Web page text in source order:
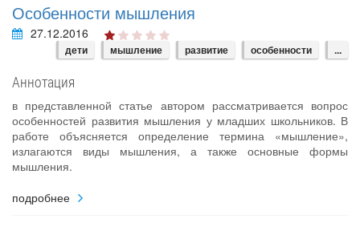
Особенности мышления
27.12.2016
дети мышление развитие особенности ...
Аннотация
в представленной статье автором рассматривается вопрос
особенностей развития мышления у младших школьников. В
работе объясняется определение термина «мышление»,
излагаются виды мышления, а также основные формы
мышления.
подробнее